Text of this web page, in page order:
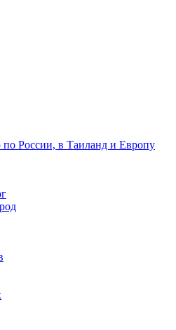
России, в Таиланд и Европу